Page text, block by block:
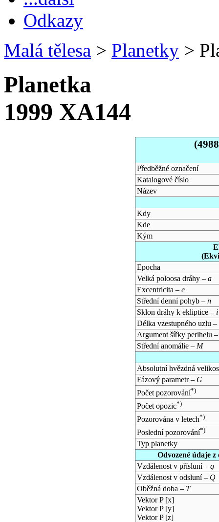
Odkazy
Malá tělesa > Planetky >
Planetka
1999 XA144
Předběžné označení
Katalogové číslo
Název
Kdy
Kde
Kým
Epocha
Velká poloosa dráhy – a
Excentricita – e
Střední denní pohyb – n
Sklon dráhy k ekliptice – i
Délka vzestupného uzlu –
Argument šířky perihelu
Střední anomálie – M
Absolutní hvězdná
Fázový parametr – G
Počet pozorování*)
Počet opozic*)
Pozorována v letech*)
Poslední pozorování*)
Typ planetky
Odvozené údaje
Vzdálenost v přísluní – q
Vzdálenost v odsluní – Q
Oběžná doba – T
Vektor P [x]
Vektor P [y]
Vektor P [z]